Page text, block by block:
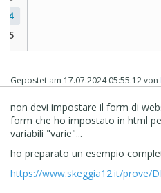
Gepostet am 17.07.2024 05:55:12von
non devi impostare il form di
form che ho impostato in html
variabili "varie"...
ho preparato un esempio
https://www.skeggia12.it/prove/